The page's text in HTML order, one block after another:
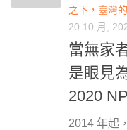
之下，臺灣
20 10 月,
當無家
是眼見
2020
2014 年起